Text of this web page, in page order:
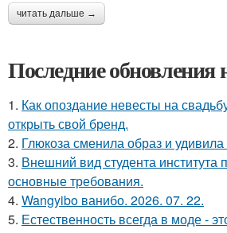
читать дальше →
Последние обновления
1. Как опоздание невесты на
открыть свой бренд.
2. Глюкоза сменила образ и
3. Внешний вид студента
основные требования.
4. Wangyibo ванибо. 2026. 07. 22.
5. Естественность всегда в моде -